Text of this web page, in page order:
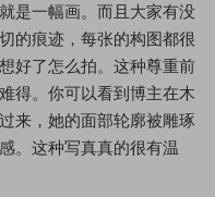
是一幅画。而且大家有没
的痕迹，每张的构图都很
好了怎么拍。这种尊重前
得。你可以看到博主在木
来，她的面部轮廓被雕琢
。这种写真真的很有温